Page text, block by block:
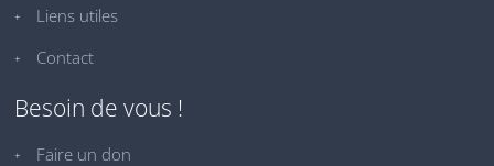
Liens utiles
Contact
Besoin de vous !
Faire un don